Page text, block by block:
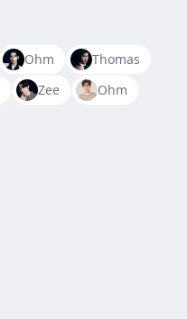
Ohm
Thomas
Zee
Ohm